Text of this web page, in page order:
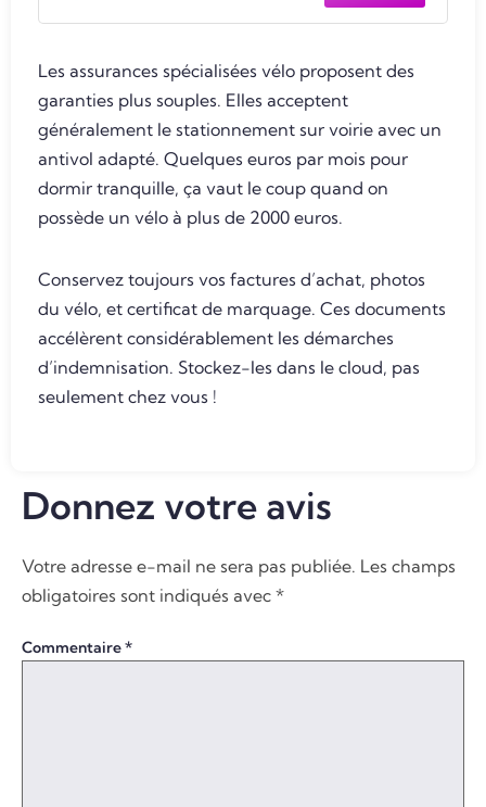
Les assurances spécialisées vélo proposent des
garanties plus souples. Elles acceptent
généralement le stationnement sur voirie avec un
antivol adapté. Quelques euros par mois pour
dormir tranquille, ça vaut le coup quand on
possède un vélo à plus de 2000 euros.
Conservez toujours vos factures d’achat, photos
du vélo, et certificat de marquage. Ces documents
accélèrent considérablement les démarches
d’indemnisation. Stockez-les dans le cloud, pas
seulement chez vous !
Donnez votre avis
Votre adresse e-mail ne sera pas publiée. Les champs
obligatoires sont indiqués avec *
Commentaire*